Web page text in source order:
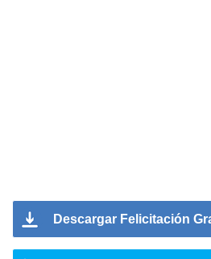
Descargar Felicitación